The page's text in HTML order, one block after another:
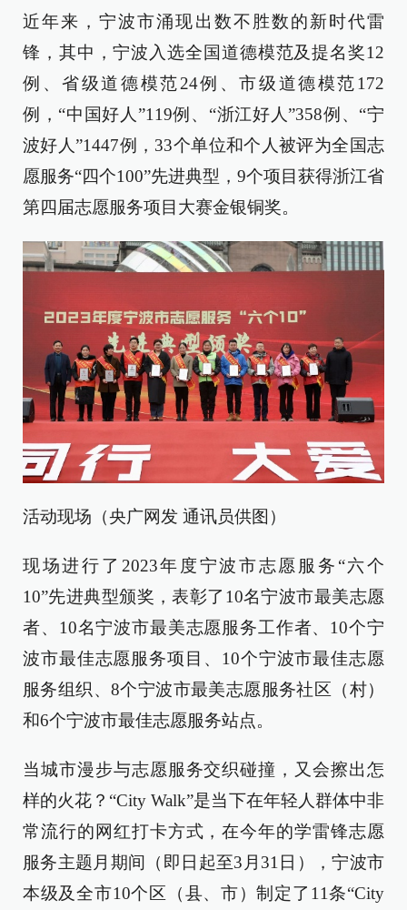
近年来，宁波市涌现出数不胜数的新时代雷
锋，其中，宁波入选全国道德模范及提名奖12
例、省级道德模范24例、市级道德模范172
例，“中国好人”119例、“浙江好人”358例、“宁
波好人”1447例，33个单位和个人被评为全国志
愿服务“四个100”先进典型，9个项目获得浙江省
第四届志愿服务项目大赛金银铜奖。
活动现场（央广网发 通讯员供图）
现场进行了2023年度宁波市志愿服务“六个
10”先进典型颁奖，表彰了10名宁波市最美志愿
者、10名宁波市最美志愿服务工作者、10个宁
波市最佳志愿服务项目、10个宁波市最佳志愿
服务组织、8个宁波市最美志愿服务社区（村）
和6个宁波市最佳志愿服务站点。
当城市漫步与志愿服务交织碰撞，又会擦出怎
样的火花？“City Walk”是当下在年轻人群体中非
常流行的网红打卡方式，在今年的学雷锋志愿
服务主题月期间（即日起至3月31日），宁波市
本级及全市10个区（县、市）制定了11条“City